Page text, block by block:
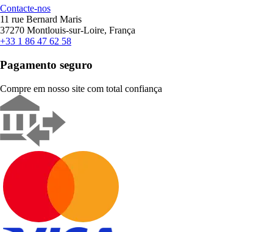
Contacte-nos
11 rue Bernard Maris
37270 Montlouis-sur-Loire, França
+33 1 86 47 62 58
Pagamento seguro
Compre em nosso site com total confiança